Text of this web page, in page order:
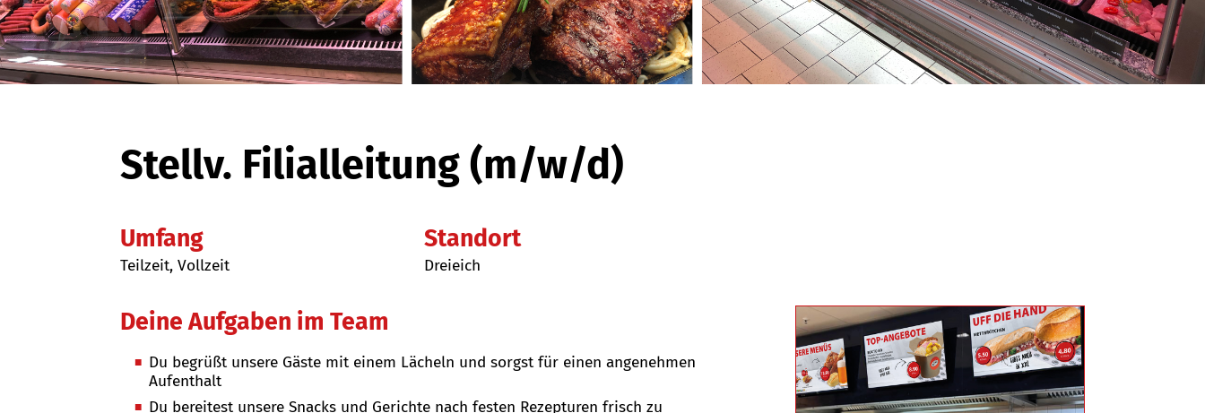
Stellv. Filialleitung (m/w/d)
Umfang
Teilzeit, Vollzeit
Standort
Dreieich
Deine Aufgaben im Team
Du begrüßt unsere Gäste mit einem Lächeln und sorgst für einen angenehmen
Aufenthalt
Du bereitest unsere Snacks und Gerichte nach festen Rezepturen frisch zu